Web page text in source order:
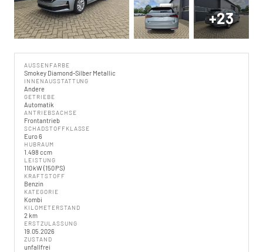
+23
AUSSENFARBE
Smokey Diamond-Silber Metallic
INNENAUSSTATTUNG
Andere
GETRIEBE
Automatik
ANTRIEBSACHSE
Frontantrieb
SCHADSTOFFKLASSE
Euro 6
HUBRAUM
1.498 ccm
LEISTUNG
110 kW (150 PS)
KRAFTSTOFF
Benzin
KATEGORIE
Kombi
KILOMETERSTAND
2 km
ERSTZULASSUNG
19.05.2026
ZUSTAND
unfallfrei